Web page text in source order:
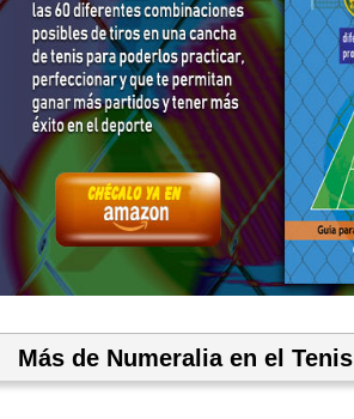
Más de Numeralia en el Tenis